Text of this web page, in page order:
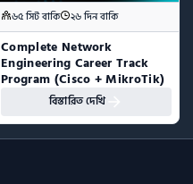
৬৫ সিট বাকি ২৬ দিন বাকি
Complete Network
Engineering Career Track
Program (Cisco + MikroTik)
বিস্তারিত দেখি